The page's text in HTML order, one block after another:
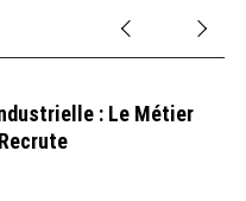
: Le Métier